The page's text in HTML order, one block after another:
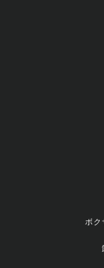
ボク